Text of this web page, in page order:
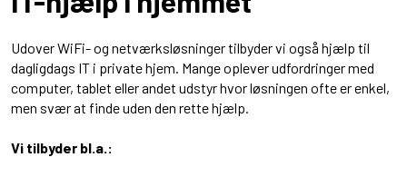
Udover WiFi- og netværksløsninger tilbyder vi også hjælp til
dagligdags IT i private hjem. Mange oplever udfordringer med
computer, tablet eller andet udstyr hvor løsningen ofte er enkel,
men svær at finde uden den rette hjælp.
Vi tilbyder bl.a.: